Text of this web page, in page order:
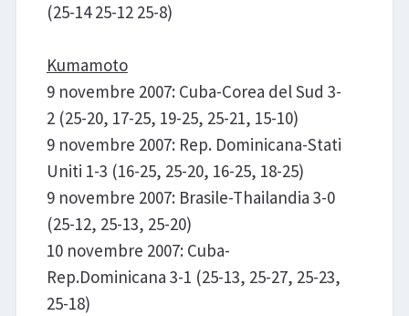
(25-14 25-12 25-8)
Kumamoto
9 novembre 2007: Cuba-Corea del Sud 3-
2 (25-20, 17-25, 19-25, 25-21, 15-10)
9 novembre 2007: Rep. Dominicana-Stati
Uniti 1-3 (16-25, 25-20, 16-25, 18-25)
9 novembre 2007: Brasile-Thailandia 3-0
(25-12, 25-13, 25-20)
10 novembre 2007: Cuba-
Rep.Dominicana 3-1 (25-13, 25-27, 25-23,
25-18)